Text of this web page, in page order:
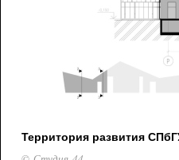
Территория развития